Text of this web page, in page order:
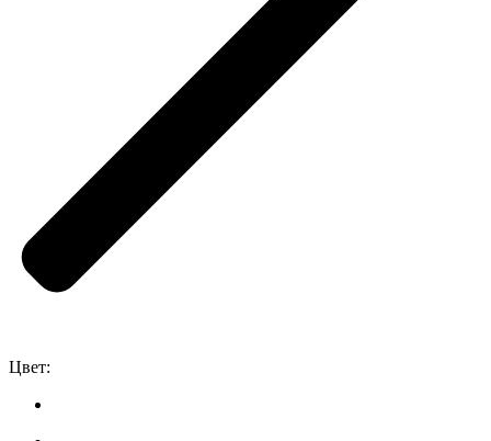
Цвет: